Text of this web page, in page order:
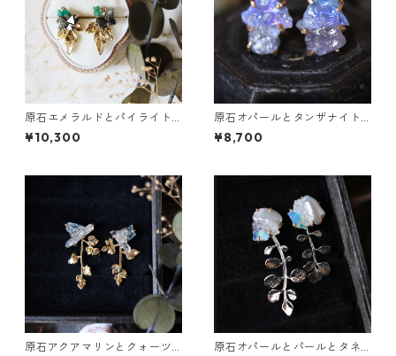
原石エメラルドとパイライト
とクレマチスの葉ピアス
¥10,300
原石オパールとタンザナイト
のピアス
¥8,700
原石アクアマリンとクォーツ
原石オパールとパールとタネ